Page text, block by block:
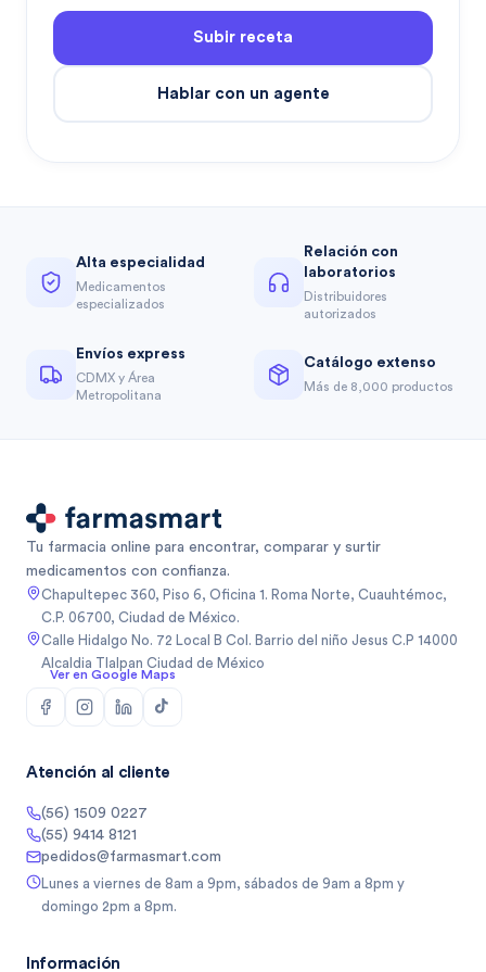
Subir receta
Hablar con un agente
Alta especialidad
Medicamentos
especializados
Relación con
laboratorios
Distribuidores
autorizados
Envíos express
CDMX y Área
Metropolitana
Catálogo extenso
Más de 8,000 productos
Tu farmacia online para encontrar, comparar y surtir
medicamentos con confianza.
Chapultepec 360, Piso 6, Oficina 1. Roma Norte, Cuauhtémoc,
C.P. 06700, Ciudad de México.
Calle Hidalgo No. 72 Local B Col. Barrio del niño Jesus C.P 14000
Alcaldia Tlalpan Ciudad de México
Ver en Google Maps
Atención al cliente
(56) 1509 0227
(55) 9414 8121
pedidos@farmasmart.com
Lunes a viernes de 8am a 9pm, sábados de 9am a 8pm y
domingo 2pm a 8pm.
Información